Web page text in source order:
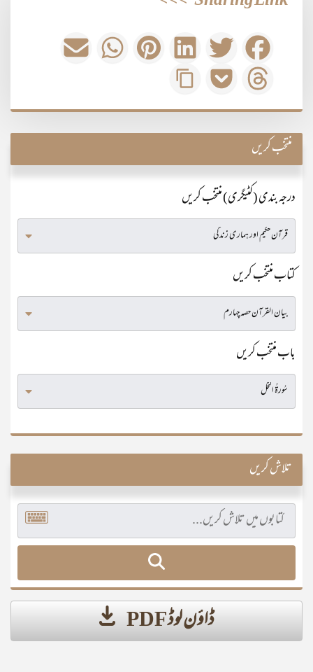
منتخب کریں
درجہ بندی (کٹیگری) منتخب کریں
کتاب منتخب کریں
باب منتخب کریں
تلاش کریں
ڈاؤن لوڈ PDF